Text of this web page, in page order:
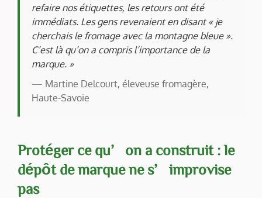
refaire nos étiquettes, les retours ont été
immédiats. Les gens revenaient en disant « je
cherchais le fromage avec la montagne bleue ».
C’est là qu’on a compris l’importance de la
marque. »
— Martine Delcourt, éleveuse fromagère,
Haute-Savoie
Protéger ce qu’on a construit : le
dépôt de marque ne s’improvise
pas